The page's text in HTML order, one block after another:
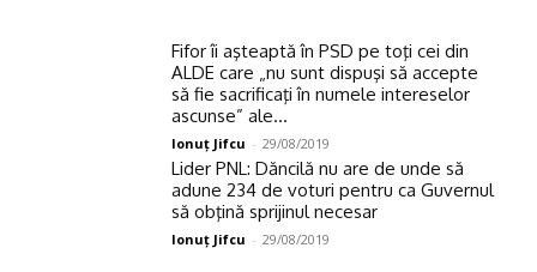
Fifor îi aşteaptă în PSD pe toţi cei din
ALDE care „nu sunt dispuşi să accepte
să fie sacrificaţi în numele intereselor
ascunse” ale...
Ionuţ Jifcu - 29/08/2019
Lider PNL: Dăncilă nu are de unde să
adune 234 de voturi pentru ca Guvernul
să obţină sprijinul necesar
Ionuţ Jifcu - 29/08/2019